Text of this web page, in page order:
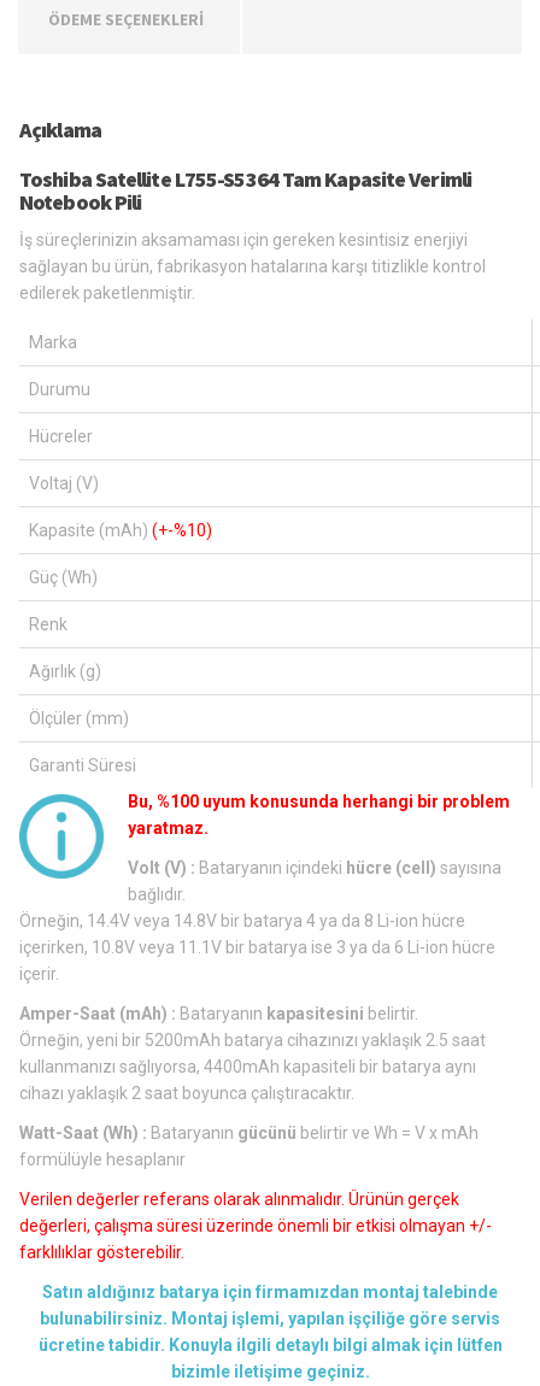
ÖDEME SEÇENEKLERİ
Açıklama
Toshiba Satellite L755-S5364 Tam Kapasite Verimli
Notebook Pili
İş süreçlerinizin aksamaması için gereken kesintisiz enerjiyi
sağlayan bu ürün, fabrikasyon hatalarına karşı titizlikle kontrol
edilerek paketlenmiştir.
Marka
Durumu
Hücreler
Voltaj (V)
Kapasite (mAh) (+-%10)
Güç (Wh)
Renk
Ağırlık (g)
Ölçüler (mm)
Garanti Süresi
Bu, %100 uyum konusunda herhangi bir problem
yaratmaz.
Volt (V) : Bataryanın içindeki hücre (cell) sayısına
bağlıdır.
Örneğin, 14.4V veya 14.8V bir batarya 4 ya da 8 Li-ion hücre
içerirken, 10.8V veya 11.1V bir batarya ise 3 ya da 6 Li-ion hücre
içerir.
Amper-Saat (mAh) : Bataryanın kapasitesini belirtir.
Örneğin, yeni bir 5200mAh batarya cihazınızı yaklaşık 2.5 saat
kullanmanızı sağlıyorsa, 4400mAh kapasiteli bir batarya aynı
cihazı yaklaşık 2 saat boyunca çalıştıracaktır.
Watt-Saat (Wh) : Bataryanın gücünü belirtir ve Wh = V x mAh
formülüyle hesaplanır
Verilen değerler referans olarak alınmalıdır. Ürünün gerçek
değerleri, çalışma süresi üzerinde önemli bir etkisi olmayan +/-
farklılıklar gösterebilir.
Satın aldığınız batarya için firmamızdan montaj talebinde
bulunabilirsiniz. Montaj işlemi, yapılan işçiliğe göre servis
ücretine tabidir. Konuyla ilgili detaylı bilgi almak için lütfen
bizimle iletişime geçiniz.